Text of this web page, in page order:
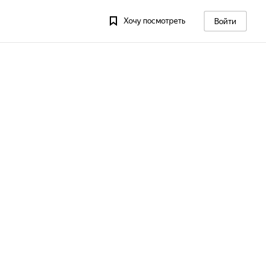
Хочу посмотреть Войти